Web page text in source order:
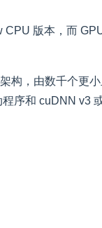
版本，而
构，由数千个更
序和 cuDNN v3